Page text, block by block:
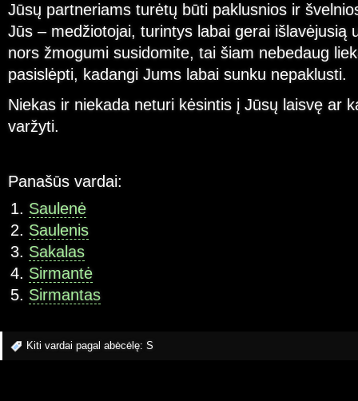
Jūsų partneriams turėtų būti paklusnios ir
Jūs – medžiotojai, turintys labai gerai išlavėjusią
nors žmogumi susidomite, tai šiam nebedaug
pasislėpti, kadangi Jums labai sunku nepaklusti.
Niekas ir niekada neturi kėsintis į Jūsų laisvę ar
varžyti.
Panašūs vardai:
Saulenė
Saulenis
Sakalas
Sirmantė
Sirmantas
Kiti vardai pagal abėcėlę: S